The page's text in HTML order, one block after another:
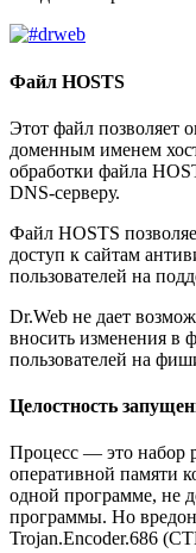
Файл HOSTS
Этот файл позволяет
доменным именем
обработки файла
DNS-серверу.
Файл HOSTS
доступ к сайтам
пользователей на
Dr.Web не дает
вносить изменения в
пользователей на
Целостность
Процесс — это набор
оперативной памяти
одной программе, не
программы. Но
Trojan.Encoder.686